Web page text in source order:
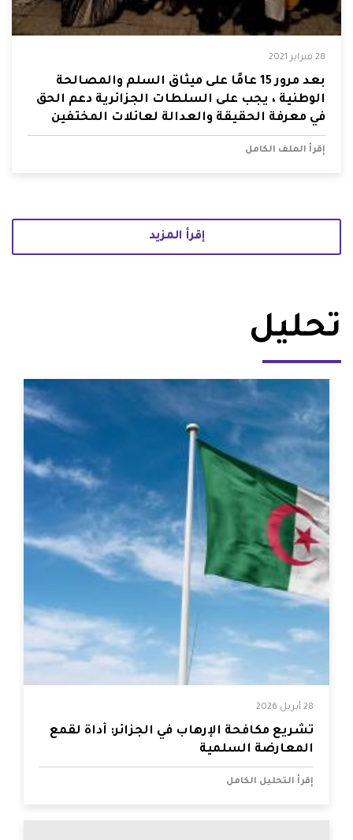
28 فبراير 2021
بعد مرور 15 عامًا على ميثاق السلم والمصالحة
الوطنية ، يجب على السلطات الجزائرية دعم الحق
في معرفة الحقيقة والعدالة لعائلات المختفين
إقرأ الملف الكامل
إقرأ المزيد
تحليل
28 أبريل 2026
تشريع مكافحة الإرهاب في الجزائر: أداة لقمع
المعارضة السلمية
إقرأ التحليل الكامل